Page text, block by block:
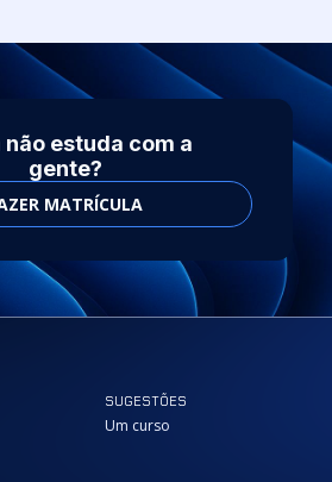
não estuda com a
gente?
MATRÍCULA
SUGESTÕES
Um curso